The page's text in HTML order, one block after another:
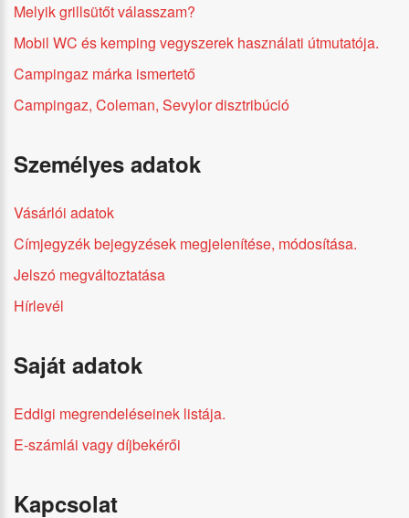
Melyik grillsütőt válasszam?
Mobil WC és kemping vegyszerek használati útmutatója.
Campingaz márka ismertető
Campingaz, Coleman, Sevylor disztribúció
Személyes adatok
Vásárlói adatok
Címjegyzék bejegyzések megjelenítése, módosítása.
Jelszó megváltoztatása
Hírlevél
Saját adatok
Eddigi megrendeléseinek listája.
E-számlái vagy díjbekérői
Kapcsolat